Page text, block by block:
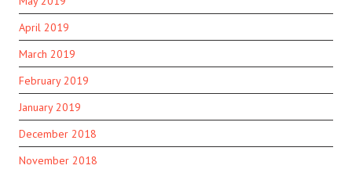
April 2019
March 2019
February 2019
January 2019
December 2018
November 2018